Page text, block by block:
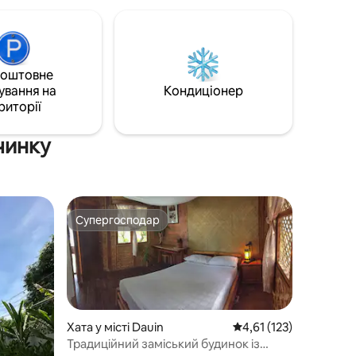
це
на
Кондиціонер
Супергосподар
Супергосподар
Хата у місті Dauin Середня оцінка: 4,61
4,61 (123)
Традиційний заміський будинок із